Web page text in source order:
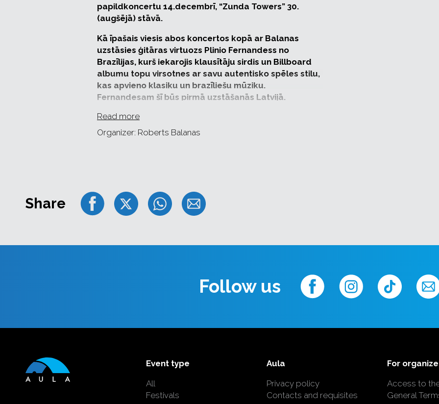
papildkoncertu 14.decembrī, “Zunda Towers” 30.
(augšējā) stāvā.
Kā īpašais viesis abos koncertos kopā ar Balanas
uzstāsies ģitāras virtuozs Plinio Fernandess no
Brazīlijas, kurš iekarojis klausītāju sirdis un Billboard
albumu topu virsotnes ar savu autentisko spēles stilu,
kas apvieno klasiku un brazīliešu mūziku.
Fernandesam šī būs pirmā uzstāšanās Latvijā.
Šī būs unikāla iespēja klausītājiem baudīt īpaši veidotu
programmu sirsnīgā un neformālā gaisotnē virs Rīgas
‘Es Plinio satiku studiju laikā Londonas Karaliskajā
Akadēmijā, kur mēs draugu lokā regulāri saspēlējāmies un
to, ka to varēsim realizēt tieši Latvijā.’ par draudzību ar
Sanpaulu, spēj klasiskās ģitāras tradīcijas sakausēt ar
Brazīlijas tautas mūziku. Kā ekskluzīvs Decca Gold ierakstu
30’ sarakstā, pie panākumus guvušajiem cilvēkiem, kas
jaunāki par 30 gadiem. Viņš ir Classic FM uzlecošā
zvaigzne, un regulāri uzstājas kopā ar tādiem māksliniekiem
Read more
Organizer: Roberts Balanas
Share
Follow us
Event type
All
Festivals
Aula
Privacy policy
Contacts and requisites
For
Access to
General